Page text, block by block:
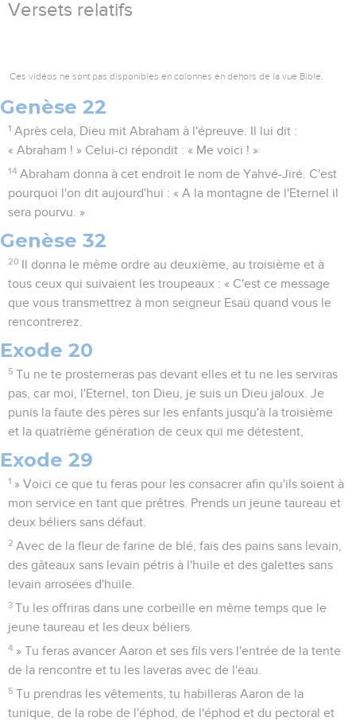
Versets relatifs
Ces vidéos ne sont pas disponibles en colonnes en dehors de la vue Bible.
Genèse 22
1 Après cela, Dieu mit Abraham à l'épreuve. Il lui dit :
« Abraham ! » Celui-ci répondit : « Me voici ! »
14 Abraham donna à cet endroit le nom de Yahvé-Jiré. C'est
pourquoi l'on dit aujourd'hui : « A la montagne de l'Eternel il
sera pourvu. »
Genèse 32
20
Il donna le même ordre au deuxième, au troisième et à
tous ceux qui suivaient les troupeaux : « C'est ce message
que vous transmettrez à mon seigneur Esaü quand vous le
rencontrerez.
Exode 20
5 Tu ne te prosterneras pas devant elles et tu ne les serviras
pas, car moi, l'Eternel, ton Dieu, je suis un Dieu jaloux. Je
punis la faute des pères sur les enfants jusqu'à la troisième
et la quatrième génération de ceux qui me détestent,
Exode 29
1 » Voici ce que tu feras pour les consacrer afin qu'ils soient à
mon service en tant que prêtres. Prends un jeune taureau et
deux béliers sans défaut.
2 Avec de la fleur de farine de blé, fais des pains sans levain,
des gâteaux sans levain pétris à l'huile et des galettes sans
levain arrosées d'huile.
3 Tu les offriras dans une corbeille en même temps que le
jeune taureau et les deux béliers.
4 » Tu feras avancer Aaron et ses fils vers l'entrée de la tente
de la rencontre et tu les laveras avec de l'eau.
5 Tu prendras les vêtements, tu habilleras Aaron de la
tunique, de la robe de l'éphod, de l'éphod et du pectoral et